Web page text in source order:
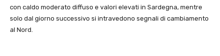
con caldo moderato diffuso e valori elevati in Sardegna, mentre
solo dal giorno successivo si intravedono segnali di cambiamento
al Nord.